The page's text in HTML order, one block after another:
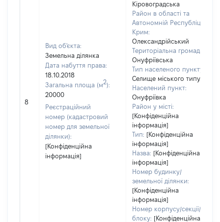
8
Вид об'єкта:
Земельна ділянка
Дата набуття права:
18.10.2018
Загальна площа (м2):
20000
Реєстраційний
номер (кадастровий
номер для земельної
ділянки):
[Конфіденційна
інформація]
Кіровоградська
Район в області та
Автономній Республіці
Крим:
Олександрійський
Територіальна громада:
Онуфріївська
Тип населеного пункту:
Селище міського типу
Населений пункт:
Онуфріївка
Район у місті:
[Конфіденційна
інформація]
Тип: [Конфіденційна
інформація]
Назва: [Конфіденційна
інформація]
Номер будинку/
земельної ділянки:
[Конфіденційна
інформація]
Номер корпусу/секції/
блоку: [Конфіденційна